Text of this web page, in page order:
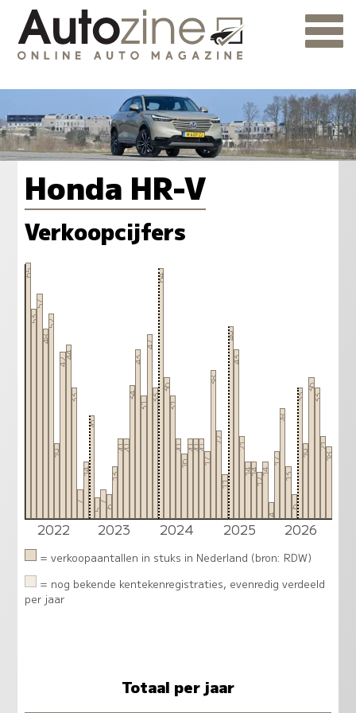
Honda HR-V
Verkoopcijfers
65
53
57
48
52
19
42
44
33
7
14
26
5
7
6
13
20
20
34
43
31
47
33
64
36
31
20
16
20
20
20
17
38
22
11
49
43
21
14
14
12
14
4
17
28
13
6
33
19
36
33
21
18
2022 2023 2024 2025 2026
= verkoopaantallen in stuks in Nederland (bron: RDW)
= nog bekende kentekenregistraties, evenredig verdeeld
per jaar
Totaal per jaar